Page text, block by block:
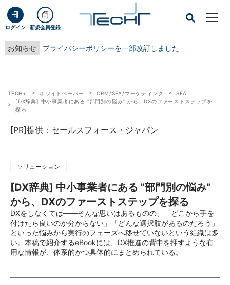
ログイン 新規会員登録
お知らせ プライバシーポリシーを一部改訂しました
TECH+ ホワイトペーパー CRM/SFA/マーケティング
SFA
[DX辞典] 中小事業者にある "部門別の悩み" から、DXのファーストステップを
探る
[PR]提供：セールスフォース・ジャパン
ソリューション
[DX辞典] 中小事業者にある "部門別の悩み"
から、DXのファーストステップを探る
DXをしなくては――そんな思いはあるものの、「どこから手を
付けたら良いのか分からない」「どんな選択肢があるのだろう」
といった悩みから実行のフェーズへ移せていないという組織は多
い。本稿で紹介するeBookには、DX推進の背中を押すような有
用な情報が、体系的かつ具体的にまとめられている。